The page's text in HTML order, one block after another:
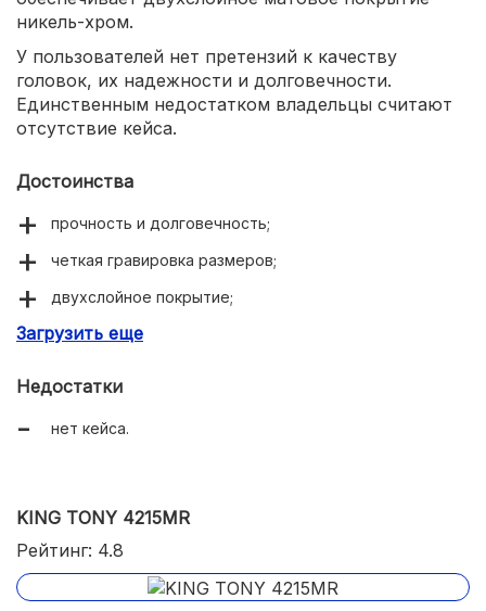
никель-хром.
У пользователей нет претензий к качеству
головок, их надежности и долговечности.
Единственным недостатком владельцы считают
отсутствие кейса.
Достоинства
прочность и долговечность;
четкая гравировка размеров;
двухслойное покрытие;
точные размеры.
Загрузить еще
Недостатки
нет кейса.
KING TONY 4215MR
Рейтинг: 4.8